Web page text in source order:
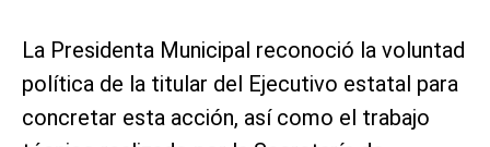
La Presidenta Municipal reconoció la voluntad
política de la titular del Ejecutivo estatal para
concretar esta acción, así como el trabajo